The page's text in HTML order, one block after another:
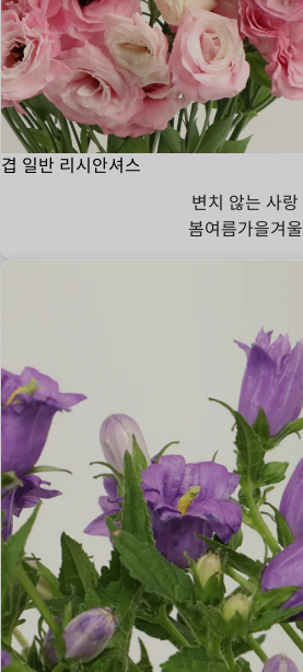
겹 일반 리시안셔스
변치 않는 사랑
봄여름가을겨울